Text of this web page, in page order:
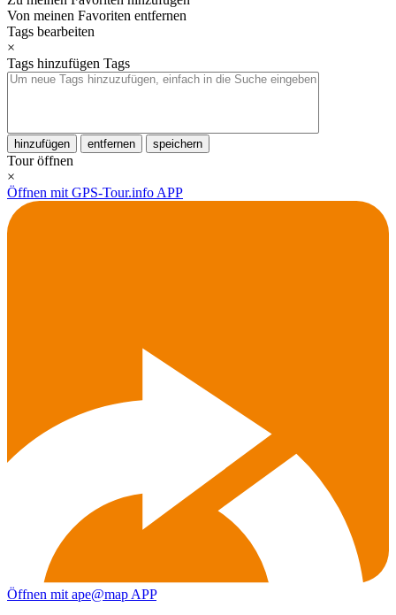
Von meinen Favoriten entfernen
Tags bearbeiten
×
Tags hinzufügen Tags
hinzufügen entfernen speichern
Tour öffnen
×
Öffnen mit GPS-Tour.info APP
Öffnen mit ape@map APP